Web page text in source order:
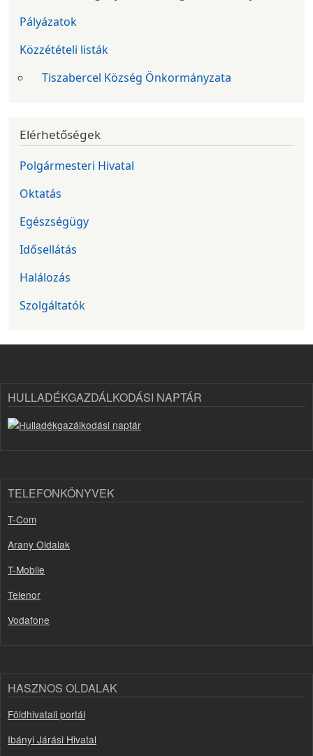
Pályázatok
Közzétételi listák
Tiszabercel Község Önkormányzata
Elérhetőségek
Polgármesteri Hivatal
Oktatás
Egészségügy
Idősellátás
Halálozás
Szolgáltatók
HULLADÉKGAZDÁLKODÁSI NAPTÁR
TELEFONKÖNYVEK
T-Com
Arany Oldalak
T-Mobile
Telenor
Vodafone
HASZNOS OLDALAK
Földhivatali portál
Ibányi Járási Hivatal